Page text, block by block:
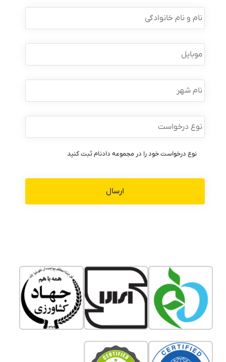
نام
و
نام
موبایل *
نام
شهر
نوع
درخواست *
نوع درخواست خود را در مجموعه دادنام ثبت کنید